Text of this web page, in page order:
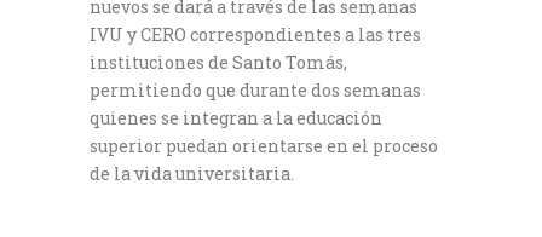
nuevos se dará a través de las semanas
IVU y CERO correspondientes a las tres
instituciones de Santo Tomás,
permitiendo que durante dos semanas
quienes se integran a la educación
superior puedan orientarse en el proceso
de la vida universitaria.